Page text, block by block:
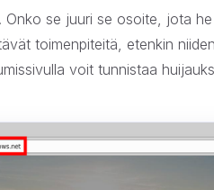
se juuri se osoite, jota
toimenpiteitä, etenkin
voit tunnistaa